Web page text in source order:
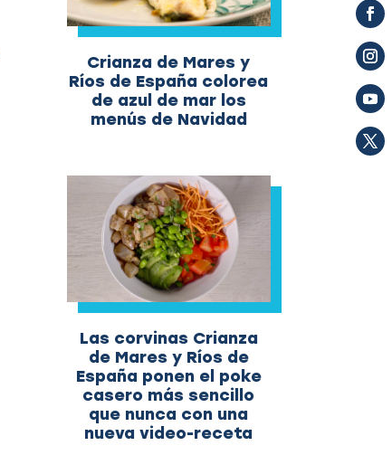
Crianza de Mares y
Ríos de España colorea
de azul de mar los
menús de Navidad
Las corvinas Crianza
de Mares y Ríos de
España ponen el poke
casero más sencillo
que nunca con una
nueva video-receta